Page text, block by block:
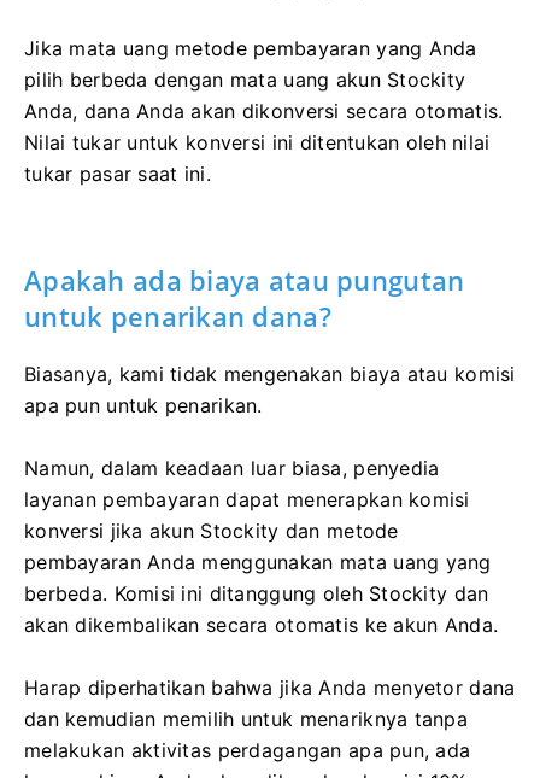
Jika mata uang metode pembayaran yang Anda
pilih berbeda dengan mata uang akun Stockity
Anda, dana Anda akan dikonversi secara otomatis.
Nilai tukar untuk konversi ini ditentukan oleh nilai
tukar pasar saat ini.
Apakah ada biaya atau pungutan
untuk penarikan dana?
Biasanya, kami tidak mengenakan biaya atau komisi
apa pun untuk penarikan.
Namun, dalam keadaan luar biasa, penyedia
layanan pembayaran dapat menerapkan komisi
konversi jika akun Stockity dan metode
pembayaran Anda menggunakan mata uang yang
berbeda. Komisi ini ditanggung oleh Stockity dan
akan dikembalikan secara otomatis ke akun Anda.
Harap diperhatikan bahwa jika Anda menyetor dana
dan kemudian memilih untuk menariknya tanpa
melakukan aktivitas perdagangan apa pun, ada